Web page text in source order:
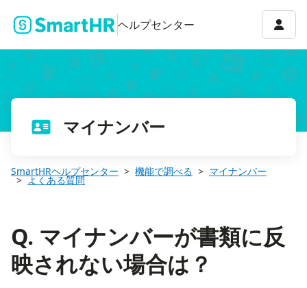
ヘルプセンター アカ
マイナンバー
SmartHRヘルプセンター 機能で調べる マイナンバー
よくある質問
Q. マイナンバーが書類に反
映されない場合は？